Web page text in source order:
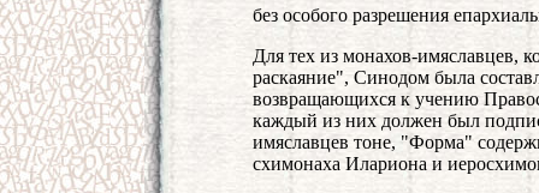
без особого разрешения
Для тех из монахов-имяславцев,
раскаяние", Синодом была
возвращающихся к учению
каждый из них должен был
имяславцев тоне, "Форма"
схимонаха Илариона и